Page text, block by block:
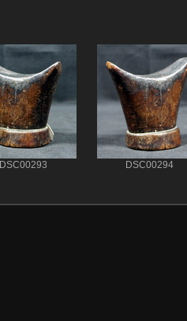
DSC00293 DSC00294